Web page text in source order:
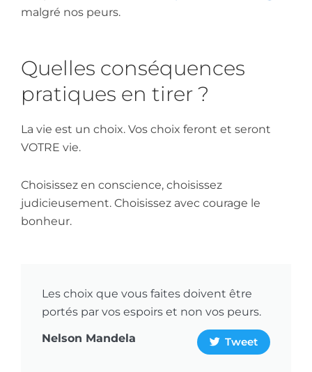
malgré nos peurs.
Quelles conséquences
pratiques en tirer ?
La vie est un choix. Vos choix feront et seront
VOTRE vie.
Choisissez en conscience, choisissez
judicieusement. Choisissez avec courage le
bonheur.
Les choix que vous faites doivent être
portés par vos espoirs et non vos peurs.
Nelson Mandela
Tweet